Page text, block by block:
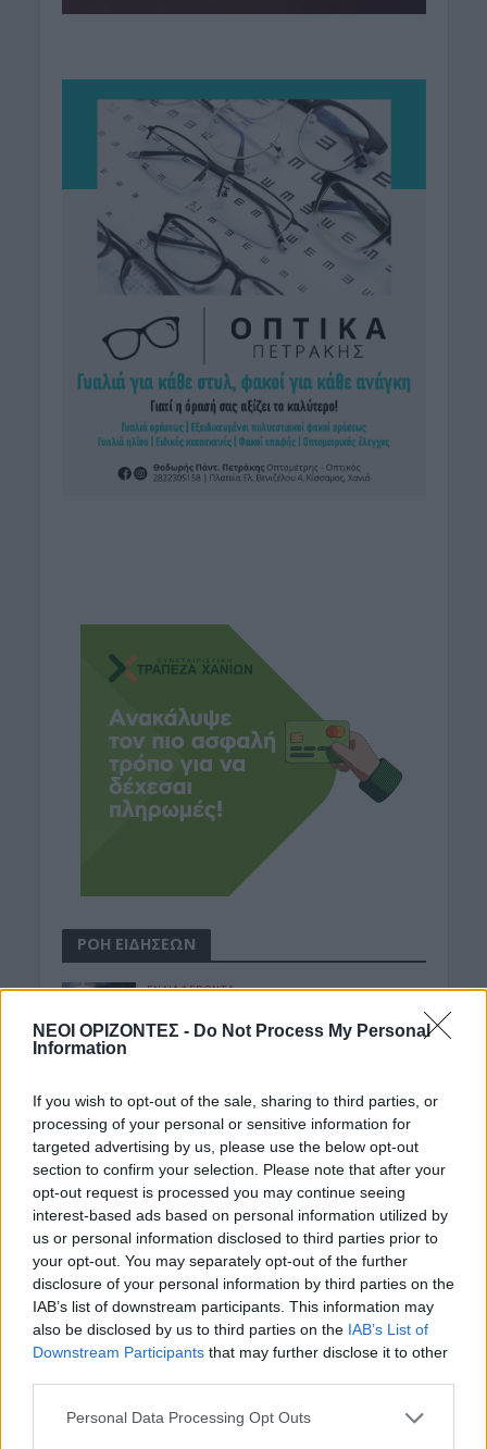
ΝΕΟΙ ΟΡΙΖΟΝΤΕΣ - Do Not Process My Personal
Information
If you wish to opt-out of the sale, sharing to third parties, or
processing of your personal or sensitive information for
targeted advertising by us, please use the below opt-out
section to confirm your selection. Please note that after your
opt-out request is processed you may continue seeing
interest-based ads based on personal information utilized by
us or personal information disclosed to third parties prior to
your opt-out. You may separately opt-out of the further
disclosure of your personal information by third parties on the
IAB’s list of downstream participants. This information may
also be disclosed by us to third parties on the IAB’s List of
Downstream Participants that may further disclose it to other
Personal Data Processing Opt Outs
ΡΟΗ ΕΙΔΗΣΕΩΝ
ΕΝΔΙΑΦΕΡΟΝΤΑ
6 Αυγούστου 2026 08:06
Ποιοι γιορτάζουν σήμερα 6 Αυγούστου
6 Αυγούστου 2026 08:03
ΑΘΛΗΤΙΚΑ
Conference League: Μέτρια εμφάνιση
και η πρόκριση θα κριθεί στη Σόφια
για τον Παναθηναϊκό
6 Αυγούστου 2026 08:00
ΑΓΡΟΤΙΚΑ
«Φωτιά» στις τιμές του ελαιολάδου
βάζουν πυρκαγιές, καύσωνας και
ξηρασία